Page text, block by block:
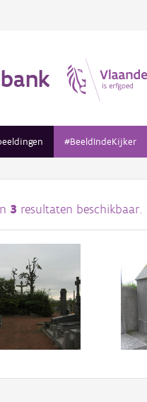
#BeeldIndeKijker
3 resultaten beschikbaar.